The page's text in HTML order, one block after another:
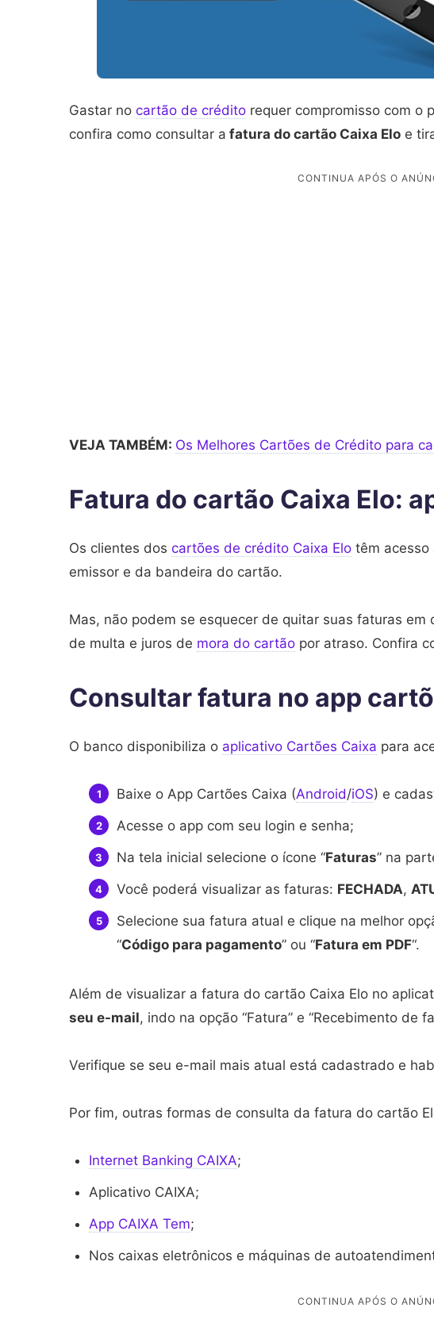
Gastar no cartão de crédito requer compromisso com o
confira como consultar a fatura do cartão Caixa Elo e
VEJA TAMBÉM: Os Melhores Cartões de Crédito para
Fatura do cartão Caixa Elo:
Os clientes dos cartões de crédito Caixa Elo têm acesso
emissor e da bandeira do cartão.
Mas, não podem se esquecer de quitar suas faturas
de multa e juros de mora do cartão por atraso. Confira
Consultar fatura no app
O banco disponibiliza o aplicativo Cartões Caixa para
Baixe o App Cartões Caixa (Android/iOS) e
Acesse o app com seu login e senha;
Na tela inicial selecione o ícone “Faturas” na
Você poderá visualizar as faturas: FECHADA,
Selecione sua fatura atual e clique na melhor
“Código para pagamento” ou “Fatura em PDF“.
Além de visualizar a fatura do cartão Caixa Elo no
seu e-mail, indo na opção “Fatura” e “Recebimento de
Verifique se seu e-mail mais atual está cadastrado e
Por fim, outras formas de consulta da fatura do cartão
Internet Banking CAIXA;
Aplicativo CAIXA;
App CAIXA Tem;
Nos caixas eletrônicos e máquinas de